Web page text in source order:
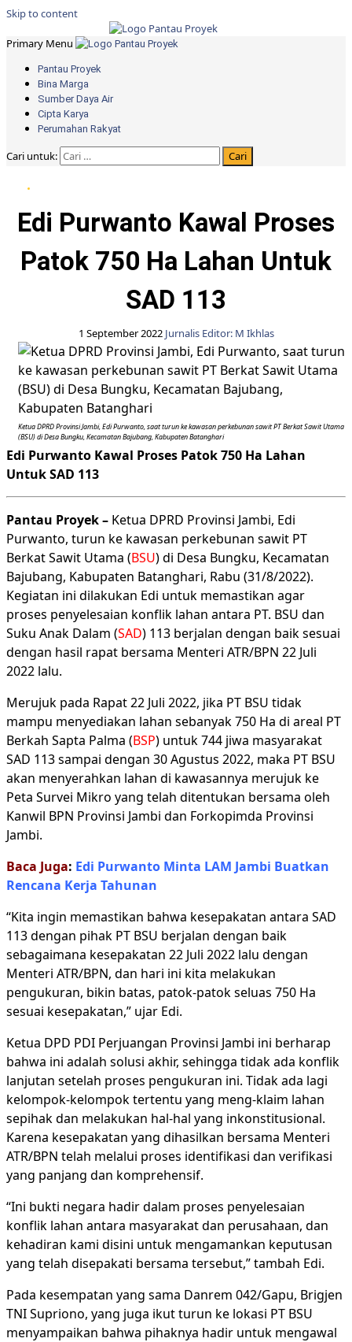
Skip to content
Primary Menu
Pantau Proyek
Bina Marga
Sumber Daya Air
Cipta Karya
Perumahan Rakyat
Cari untuk:
Edi Purwanto Kawal Proses
Patok 750 Ha Lahan Untuk
SAD 113
1 September 2022 Jurnalis Editor: M Ikhlas
Ketua DPRD Provinsi Jambi, Edi Purwanto, saat turun ke kawasan perkebunan sawit PT Berkat Sawit Utama
(BSU) di Desa Bungku, Kecamatan Bajubang, Kabupaten Batanghari
Edi Purwanto Kawal Proses Patok 750 Ha Lahan
Untuk SAD 113
Pantau Proyek – Ketua DPRD Provinsi Jambi, Edi
Purwanto, turun ke kawasan perkebunan sawit PT
Berkat Sawit Utama (BSU) di Desa Bungku, Kecamatan
Bajubang, Kabupaten Batanghari, Rabu (31/8/2022).
Kegiatan ini dilakukan Edi untuk memastikan agar
proses penyelesaian konflik lahan antara PT. BSU dan
Suku Anak Dalam (SAD) 113 berjalan dengan baik sesuai
dengan hasil rapat bersama Menteri ATR/BPN 22 Juli
2022 lalu.
Merujuk pada Rapat 22 Juli 2022, jika PT BSU tidak
mampu menyediakan lahan sebanyak 750 Ha di areal PT
Berkah Sapta Palma (BSP) untuk 744 jiwa masyarakat
SAD 113 sampai dengan 30 Agustus 2022, maka PT BSU
akan menyerahkan lahan di kawasannya merujuk ke
Peta Survei Mikro yang telah ditentukan bersama oleh
Kanwil BPN Provinsi Jambi dan Forkopimda Provinsi
Jambi.
Baca Juga: Edi Purwanto Minta LAM Jambi Buatkan
Rencana Kerja Tahunan
“Kita ingin memastikan bahwa kesepakatan antara SAD
113 dengan pihak PT BSU berjalan dengan baik
sebagaimana kesepakatan 22 Juli 2022 lalu dengan
Menteri ATR/BPN, dan hari ini kita melakukan
pengukuran, bikin batas, patok-patok seluas 750 Ha
sesuai kesepakatan,” ujar Edi.
Ketua DPD PDI Perjuangan Provinsi Jambi ini berharap
bahwa ini adalah solusi akhir, sehingga tidak ada konflik
lanjutan setelah proses pengukuran ini. Tidak ada lagi
kelompok-kelompok tertentu yang meng-klaim lahan
sepihak dan melakukan hal-hal yang inkonstitusional.
Karena kesepakatan yang dihasilkan bersama Menteri
ATR/BPN telah melalui proses identifikasi dan verifikasi
yang panjang dan komprehensif.
“Ini bukti negara hadir dalam proses penyelesaian
konflik lahan antara masyarakat dan perusahaan, dan
kehadiran kami disini untuk mengamankan keputusan
yang telah disepakati bersama tersebut,” tambah Edi.
Pada kesempatan yang sama Danrem 042/Gapu, Brigjen
TNI Supriono, yang juga ikut turun ke lokasi PT BSU
menyampaikan bahwa pihaknya hadir untuk mengawal